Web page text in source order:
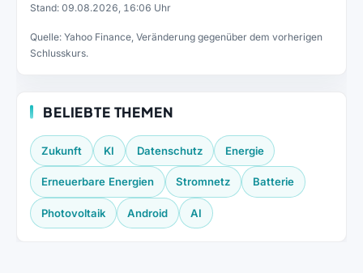
Stand: 09.08.2026, 16:06 Uhr
Quelle: Yahoo Finance, Veränderung gegenüber dem vorherigen
Schlusskurs.
BELIEBTE THEMEN
Zukunft KI Datenschutz Energie
Erneuerbare Energien Stromnetz Batterie
Photovoltaik Android AI